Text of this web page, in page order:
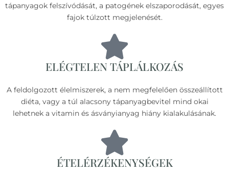
tápanyagok felszívódását, a patogének elszaporodását, egyes
fajok túlzott megjelenését.
ELÉGTELEN TÁPLÁLKOZÁS
A feldolgozott élelmiszerek, a nem megfelelően összeállított
diéta, vagy a túl alacsony tápanyagbevitel mind okai
lehetnek a vitamin és ásványianyag hiány kialakulásának.
ÉTELÉRZÉKENYSÉGEK